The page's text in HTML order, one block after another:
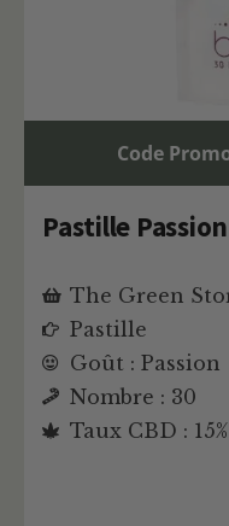
Code
Pastille
The Green
Pastille
Goût : Passion
Nombre : 30
Taux CBD : 15%